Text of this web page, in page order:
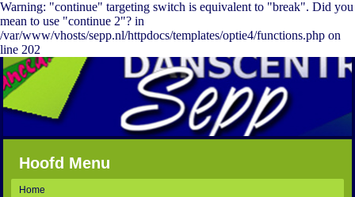
Warning: "continue" targeting switch is equivalent to "break". Did you
mean to use "continue 2"? in
/var/www/vhosts/sepp.nl/httpdocs/templates/optie4/functions.php on
line 202
Hoofd Menu
Home